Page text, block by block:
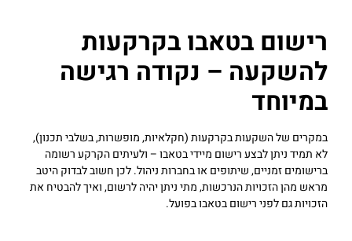
רישום בטאבו בקרקעות
להשקעה – נקודה רגישה
במיוחד
במקרים של השקעות בקרקעות (חקלאיות, מופשרות, בשלבי תכנון),
לא תמיד ניתן לבצע רישום מיידי בטאבו – ולעיתים הקרקע רשומה
ברישומים זמניים, שיתופים או בחברות ניהול. לכן חשוב לבדוק היטב
מראש מהן הזכויות הנרכשות, מתי ניתן יהיה לרשום, ואיך להבטיח את
הזכויות גם לפני רישום בטאבו בפועל.